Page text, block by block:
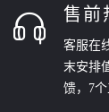
售前
客服在
末安排
馈，7